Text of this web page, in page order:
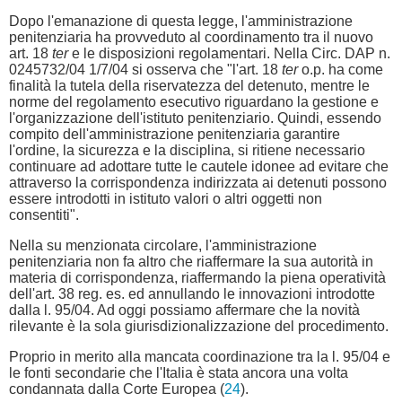
Dopo l'emanazione di questa legge, l'amministrazione
penitenziaria ha provveduto al coordinamento tra il nuovo
art. 18 tere le disposizioni regolamentari. Nella Circ. DAP n.
0245732/04 1/7/04 si osserva che "l'art. 18 tero.p. ha come
finalità la tutela della riservatezza del detenuto, mentre le
norme del regolamento esecutivo riguardano la gestione e
l'organizzazione dell'istituto penitenziario. Quindi, essendo
compito dell'amministrazione penitenziaria garantire
l'ordine, la sicurezza e la disciplina, si ritiene necessario
continuare ad adottare tutte le cautele idonee ad evitare che
attraverso la corrispondenza indirizzata ai detenuti possono
essere introdotti in istituto valori o altri oggetti non
consentiti".
Nella su menzionata circolare, l'amministrazione
penitenziaria non fa altro che riaffermare la sua autorità in
materia di corrispondenza, riaffermando la piena operatività
dell'art. 38 reg. es. ed annullando le innovazioni introdotte
dalla l. 95/04. Ad oggi possiamo affermare che la novità
rilevante è la sola giurisdizionalizzazione del procedimento.
Proprio in merito alla mancata coordinazione tra la l. 95/04 e
le fonti secondarie che l'Italia è stata ancora una volta
condannata dalla Corte Europea (24).